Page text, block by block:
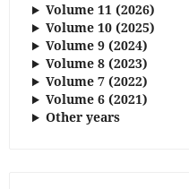
Volume 11 (2026)
Volume 10 (2025)
Volume 9 (2024)
Volume 8 (2023)
Volume 7 (2022)
Volume 6 (2021)
Other years